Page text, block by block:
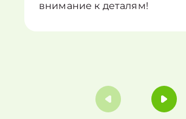
внимание к деталям!